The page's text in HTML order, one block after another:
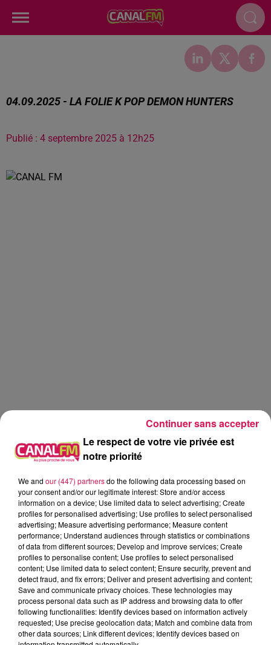
04.09.2025 - LA FOLIE K POP DEMON HUNTERS
Publié : 4 septembre 2025 à 12h25
Canal fm
Geoffrey Deloux
La Ligne des Auditeurs
0:00 3 min 16 sec
4 septembre 2025 - 3 min 16 sec
Le respect de votre vie privée est
notre priorité
We and our (447) partnersdo the following data processing based on
your consent and/or our legitimate interest: Store and/or access
information on a device; Use limited data to select advertising; Create
profiles for personalised advertising; Use profiles to select personalised
advertising; Measure advertising performance; Measure content
performance; Understand audiences through statistics or combinations
of data from different sources; Develop and improve services; Create
profiles to personalise content; Use profiles to select personalised
content; Use limited data to select content; Ensure security, prevent and
detect fraud, and fix errors; Deliver and present advertising and content;
Save and communicate privacy choices. These technologies may
process personal data such as IP address and browsing data to offer
following functionalities: Identify devices based on information actively
requested; Use precise geolocation data; Match and combine data from
other data sources; Link different devices; Identify devices based on
Continuer sans accepter